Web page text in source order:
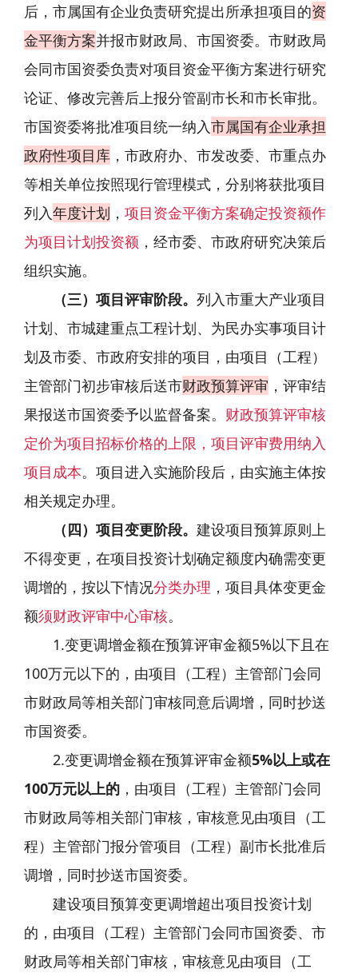
后，市属国有企业负责研究提出所承担项目的资
金平衡方案并报市财政局、市国资委。市财政局
会同市国资委负责对项目资金平衡方案进行研究
论证、修改完善后上报分管副市长和市长审批。
市国资委将批准项目统一纳入市属国有企业承担
政府性项目库 ，市政府办、市发改委、市重点办
等相关单位按照现行管理模式，分别将获批项目
列入年度计划 ， 项目资金平衡方案确定投资额作
为项目计划投资额 ，经市委、市政府研究决策后
组织实施。
（三）项目评审阶段。 列入市重大产业项目
计划、市城建重点工程计划、为民办实事项目计
划及市委、市政府安排的项目，由项目（工程）
主管部门初步审核后送市财政预算评审 ，评审结
果报送市国资委予以监督备案。 财政预算评审核
定价为项目招标价格的上限，项目评审费用纳入
项目成本。项目进入实施阶段后，由实施主体按
相关规定办理。
（四）项目变更阶段。 建设项目预算原则上
不得变更，在项目投资计划确定额度内确需变更
调增的，按以下情况分类办理 ，项目具体变更金
额须财政评审中心审核。
1.变更调增金额在预算评审金额5%以下且在
100万元以下的，由项目（工程）主管部门会同
市财政局等相关部门审核同意后调增，同时抄送
市国资委。
2.变更调增金额在预算评审金额5%以上或在
100万元以上的 ，由项目（工程）主管部门会同
市财政局等相关部门审核，审核意见由项目（工
程）主管部门报分管项目（工程）副市长批准后
调增，同时抄送市国资委。
建设项目预算变更调增超出项目投资计划
的，由项目（工程）主管部门会同市国资委、市
财政局等相关部门审核，审核意见由项目（工